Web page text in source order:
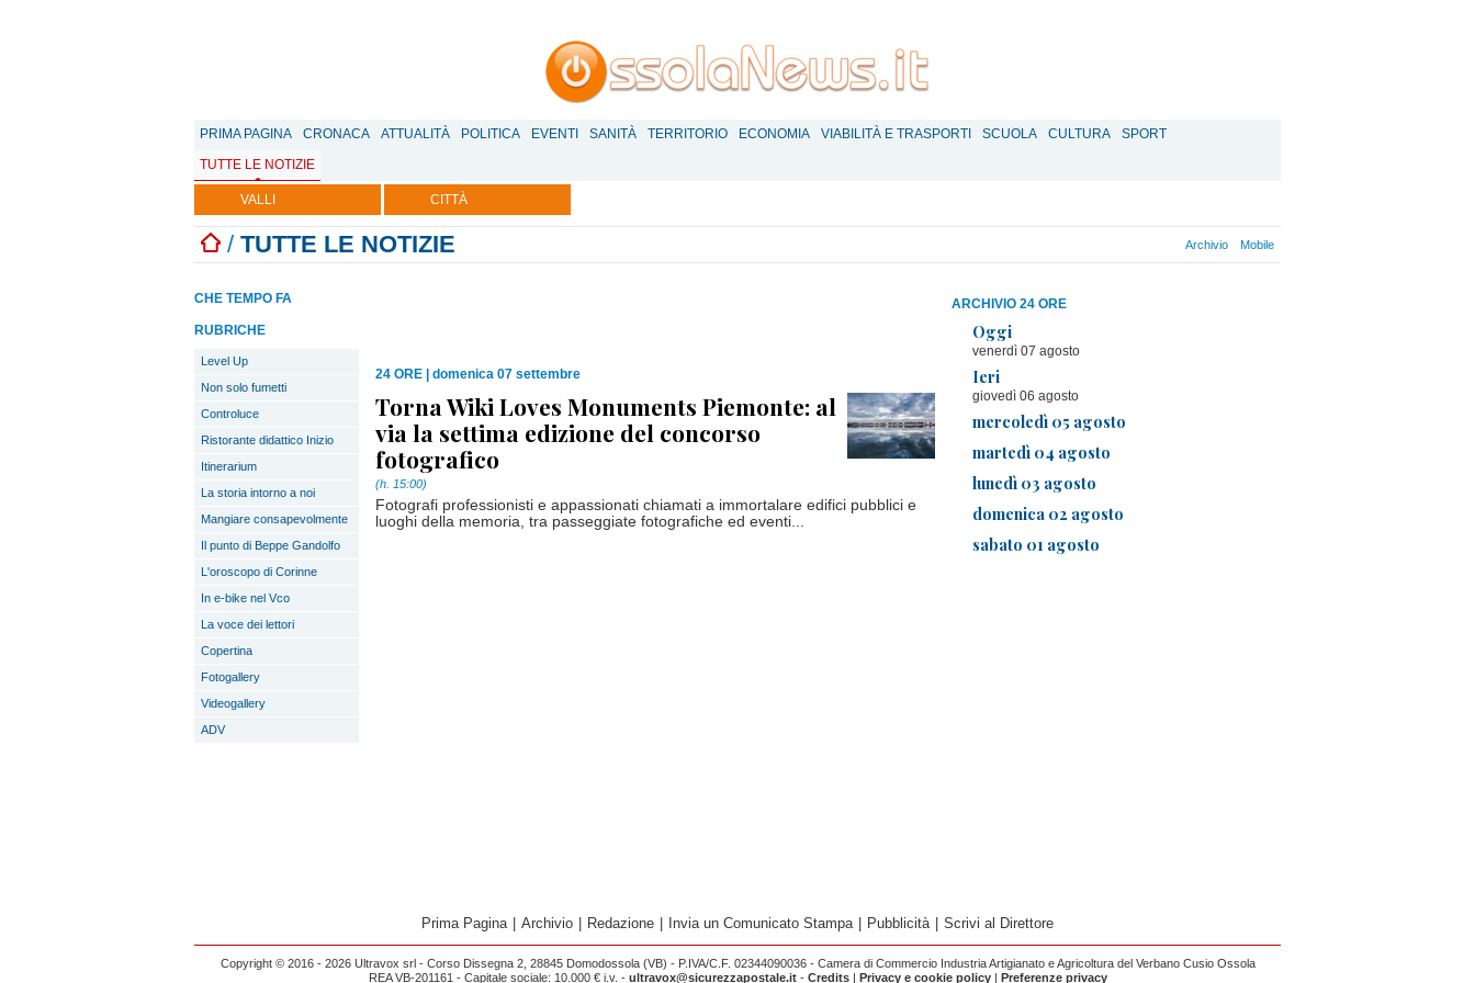
PRIMA PAGINA CRONACA ATTUALITÀ POLITICA EVENTI SANITÀ TERRITORIO ECONOMIA VIABILITÀ E TRASPORTI SCUOLA CULTURA
SPORT
TUTTE LE NOTIZIE
VALLI CITTÀ
/ TUTTE LE NOTIZIE Archivio Mobile
ARCHIVIO 24 ORE
Oggi
venerdì 07 agosto
Ieri
giovedì 06 agosto
mercoledì 05 agosto
martedì 04 agosto
lunedì 03 agosto
domenica 02 agosto
sabato 01 agosto
CHE TEMPO FA
RUBRICHE
Level Up
Non solo fumetti
Controluce
Ristorante didattico Inizio
Itinerarium
La storia intorno a noi
Mangiare consapevolmente
Il punto di Beppe Gandolfo
L'oroscopo di Corinne
In e-bike nel Vco
La voce dei lettori
Copertina
Fotogallery
Videogallery
ADV
24 ORE domenica 07 settembre
Torna Wiki Loves Monuments Piemonte: al
via la settima edizione del concorso
fotografico
(h. 15:00)
Fotografi professionisti e appassionati chiamati a immortalare edifici pubblici e
luoghi della memoria, tra passeggiate fotografiche ed eventi...
Prima Pagina Archivio Redazione Invia un Comunicato Stampa Pubblicità Scrivi al Direttore
Copyright © 2016 - 2026 Ultravox srl - Corso Dissegna 2, 28845 Domodossola (VB) - P.IVA/C.F. 02344090036 - Camera di Commercio Industria Artigianato e Agricoltura del Verbano Cusio Ossola
REA VB-201161 - Capitale sociale: 10.000 € i.v. - ultravox@sicurezzapostale.it- Credits| Privacy e cookie policy| Preferenze privacy